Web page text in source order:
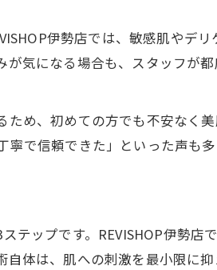
ト解説
方法
ポート
理由
伊勢店では、敏感肌やデ
気になる場合も、スタッフが
め、初めての方でも不安なく
で信頼できた」といった声も多
ップです。REVISHOP伊勢店
体は、肌への刺激を最小限に